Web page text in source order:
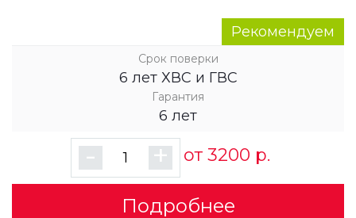
Рекомендуем
Срок поверки
6 лет ХВС и ГВС
Гарантия
6 лет
- + от 3200 р.
Подробнее